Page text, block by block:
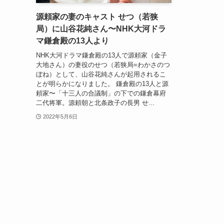
源頼家の妻のキャスト せつ（若狭
局）に山谷花純さん〜NHK大河ドラ
マ鎌倉殿の13人より
NHK大河ドラマ鎌倉殿の13人で源頼家（金子
大地さん）の妻役のせつ（若狭局=わかさのつ
ぼね）として、山谷花純さんが起用されるこ
とが明らかになりました。 鎌倉殿の13人と源
頼家〜「十三人の合議制」の下での鎌倉幕府
二代将軍。源頼朝と北条政子の長男 せ...
2022年5月6日